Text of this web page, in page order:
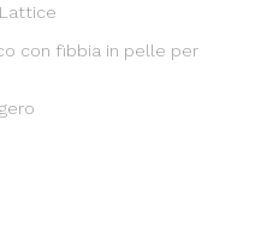
con fibbia in pelle per